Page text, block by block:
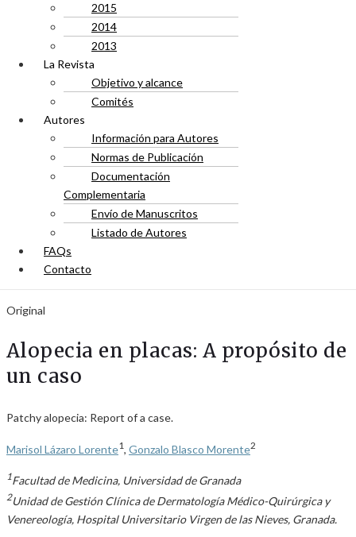
2015
2014
2013
La Revista
Objetivo y alcance
Comités
Autores
Información para Autores
Normas de Publicación
Documentación
Complementaria
Envío de Manuscritos
Listado de Autores
FAQs
Contacto
Original
Alopecia en placas: A propósito de
un caso
Patchy alopecia: Report of a case.
Marisol Lázaro Lorente1, Gonzalo Blasco Morente2
1Facultad de Medicina, Universidad de Granada
2Unidad de Gestión Clínica de Dermatología Médico-Quirúrgica y
Venereología, Hospital Universitario Virgen de las Nieves, Granada.